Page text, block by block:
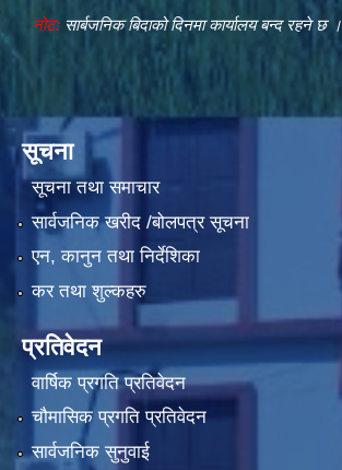
नोट: सार्बजनिक बिदाको दिनमा कार्यालय बन्द रहने छ ।
सूचना
सूचना तथा समाचार
सार्वजनिक खरीद /बोलपत्र सूचना
एन, कानुन तथा निर्देशिका
कर तथा शुल्कहरु
प्रतिवेदन
वार्षिक प्रगति प्रतिवेदन
चौमासिक प्रगति प्रतिवेदन
सार्वजनिक सुनुवाई